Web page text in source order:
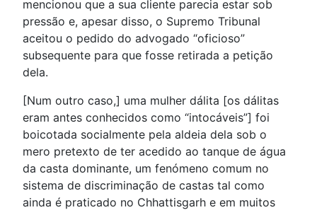
mencionou que a sua cliente parecia estar sob
pressão e, apesar disso, o Supremo Tribunal
aceitou o pedido do advogado “oficioso”
subsequente para que fosse retirada a petição
dela.
[Num outro caso,] uma mulher dálita [os dálitas
eram antes conhecidos como “intocáveis”] foi
boicotada socialmente pela aldeia dela sob o
mero pretexto de ter acedido ao tanque de água
da casta dominante, um fenómeno comum no
sistema de discriminação de castas tal como
ainda é praticado no Chhattisgarh e em muitos